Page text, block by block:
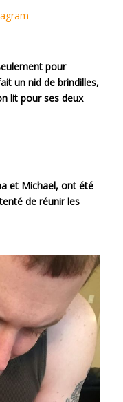
pour
un nid de brindilles,
lit pour ses deux
et Michael, ont été
de réunir les